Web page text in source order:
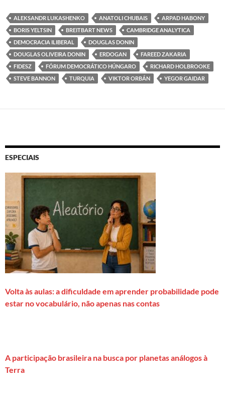
ALEKSANDR LUKASHENKO ANATOLI CHUBAIS
ARPAD HABONY
BORIS YELTSIN
BREITBART NEWS
CAMBRIDGE ANALYTICA
DEMOCRACIA ILIBERAL
DOUGLAS DONIN
DOUGLAS OLIVEIRA DONIN
ERDOGAN
FAREED ZAKARIA
FIDESZ
FÓRUM DEMOCRÁTICO HÚNGARO
RICHARD HOLBROOKE
STEVE BANNON
TURQUIA VIKTOR ORBÁN YEGOR GAIDAR
ESPECIAIS
Volta às aulas: a dificuldade em aprender probabilidade pode
estar no vocabulário, não apenas nas contas
A participação brasileira na busca por planetas análogos à
Terra